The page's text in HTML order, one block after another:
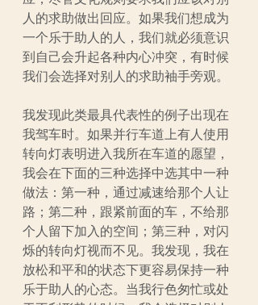
人的求助做出回应。如果我们想成为
一个乐于助人的人，我们就必须意识
到自己会升起各种内心冲突，有时候
我们会选择对别人的求助袖手旁观。
我发现此类最具代表性的例子出现在
我驾车时。如果并行车道上有人使用
转向灯表明进入我所在车道的愿望，
我会在下面的三种选择中选其中一种
做法：第一种，通过减速给那个人让
路；第二种，跟紧前面的车，不给那
个人留下加入的空间；第三种，对闪
烁的转向灯视而不见。我发现，我在
放松和平和的状态下更容易保持一种
乐于助人的心态。当我行色匆忙或处